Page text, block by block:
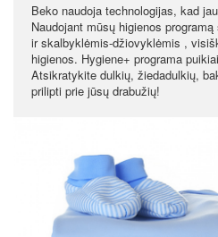
Beko naudoja technologijas, kad
Naudojant mūsų higienos
ir skalbyklėmis-džiovyklėmis ,
higienos. Hygiene+ programa
Atsikratykite dulkių, žiedadulkių,
prilipti prie jūsų drabužių!